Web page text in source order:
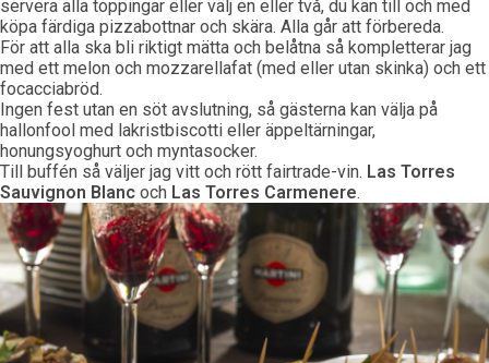
servera alla toppingar eller välj en eller två, du kan till och med
köpa färdiga pizzabottnar och skära. Alla går att förbereda.
För att alla ska bli riktigt mätta och belåtna så kompletterar jag
med ett melon och mozzarellafat (med eller utan skinka) och ett
focacciabröd.
Ingen fest utan en söt avslutning, så gästerna kan välja på
hallonfool med lakristbiscotti eller äppeltärningar,
honungsyoghurt och myntasocker.
Till buffén så väljer jag vitt och rött fairtrade-vin. Las Torres
Sauvignon Blanc och Las Torres Carmenere.